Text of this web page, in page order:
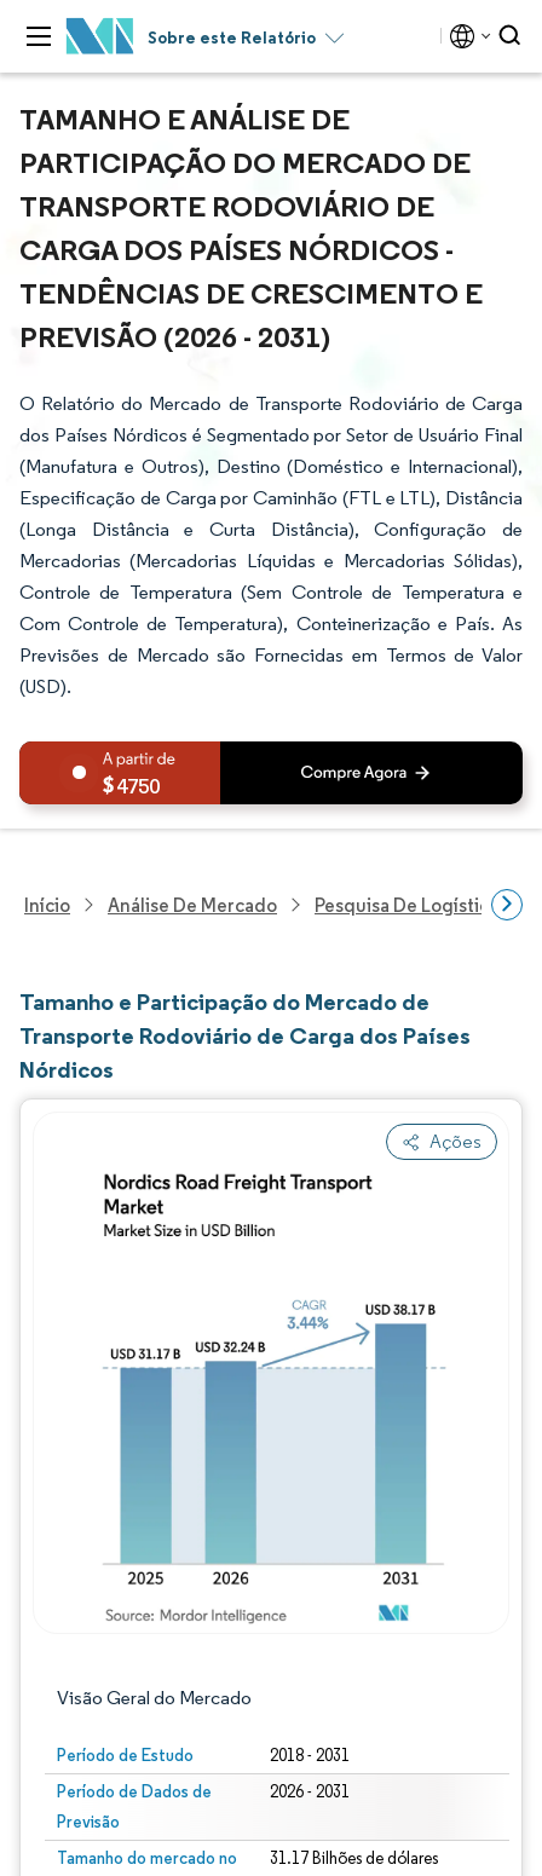
Sobre este Relatório
TAMANHO E ANÁLISE DE
PARTICIPAÇÃO DO MERCADO DE
TRANSPORTE RODOVIÁRIO DE
CARGA DOS PAÍSES NÓRDICOS -
TENDÊNCIAS DE CRESCIMENTO E
PREVISÃO (2026 - 2031)
O Relatório do Mercado de Transporte Rodoviário de Carga
dos Países Nórdicos é Segmentado por Setor de Usuário Final
(Manufatura e Outros), Destino (Doméstico e Internacional),
Especificação de Carga por Caminhão (FTL e LTL), Distância
(Longa Distância e Curta Distância), Configuração de
Mercadorias (Mercadorias Líquidas e Mercadorias Sólidas),
Controle de Temperatura (Sem Controle de Temperatura e
Com Controle de Temperatura), Conteinerização e País. As
Previsões de Mercado são Fornecidas em Termos de Valor
(USD).
4750
Início Análise De Mercado Pesquisa De Logística
Tamanho e Participação do Mercado de
Transporte Rodoviário de Carga dos Países
Nórdicos
Ações
Visão Geral do Mercado
Período de Estudo 2018 - 2031
Período de Dados de
Previsão
2026 - 2031
Tamanho do mercado no
31.17 Bilhões de dólares